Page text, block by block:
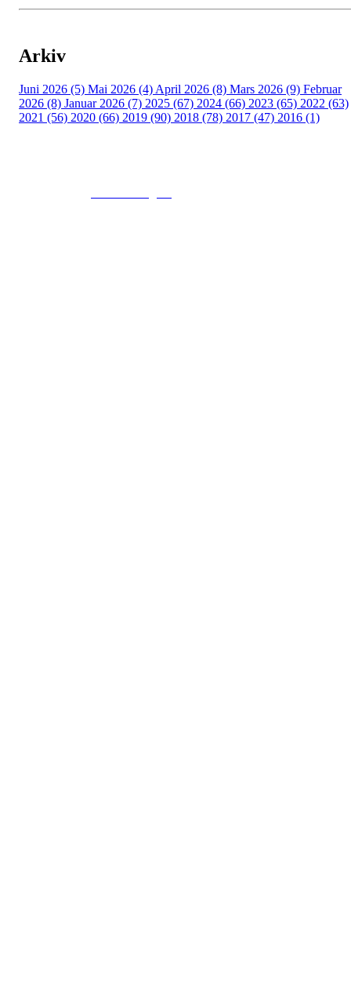
Arkiv
Juni 2026 (5) Mai 2026 (4) April 2026 (8) Mars 2026 (9) Februar
2026 (8) Januar 2026 (7) 2025 (67) 2024 (66) 2023 (65) 2022 (63)
2021 (56) 2020 (66) 2019 (90) 2018 (78) 2017 (47) 2016 (1)